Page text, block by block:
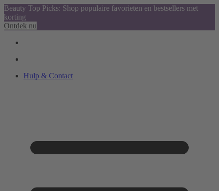
Beauty Top Picks: Shop populaire favorieten en bestsellers met
korting
Ontdek nu
Hulp & Contact